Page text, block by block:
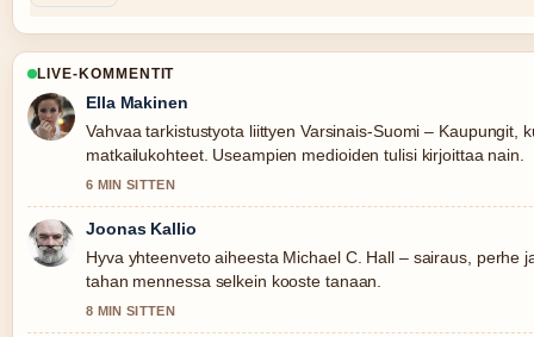
LIVE-KOMMENTIT
Ella Makinen
Vahvaa tarkistustyota liittyen Varsinais-Suomi – Kaupungit,
matkailukohteet. Useampien medioiden tulisi kirjoittaa nain.
6 MIN SITTEN
Joonas Kallio
Hyva yhteenveto aiheesta Michael C. Hall – sairaus, perhe
tahan mennessa selkein kooste tanaan.
8 MIN SITTEN